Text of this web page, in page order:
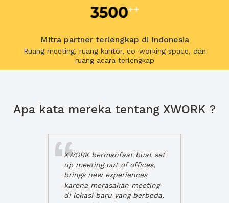
Mitra partner terlengkap di Indonesia
Ruang meeting, ruang kantor, co-working space, dan
ruang acara terlengkap
Apa kata mereka tentang XWORK ?
XWORK bermanfaat buat set
up meeting out of offices,
brings new experiences
karena merasakan meeting
di lokasi baru yang berbeda,